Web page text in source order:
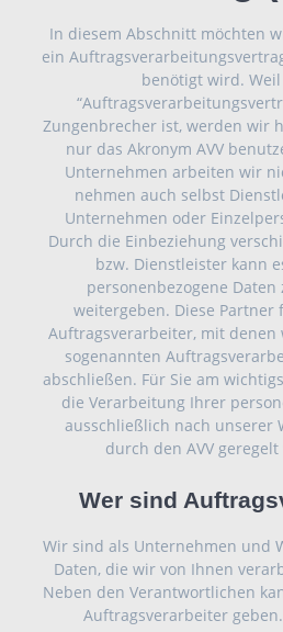
In diesem Abschnitt möchten
ein
benötigt wird.
Zungenbrecher ist, werden wir
nur das Akronym AVV
Unternehmen arbeiten wir
nehmen auch selbst
Unternehmen oder
Durch die Einbeziehung
bzw. Dienstleister kann
personenbezogene
weitergeben. Diese Partner
Auftragsverarbeiter, mit denen
sogenannten
abschließen. Für Sie am
die Verarbeitung Ihrer
ausschließlich nach unserer
durch den AVV
Wer sind
Wir sind als Unternehmen und
Daten, die wir von Ihnen
Neben den Verantwortlichen
Auftragsverarbeiter